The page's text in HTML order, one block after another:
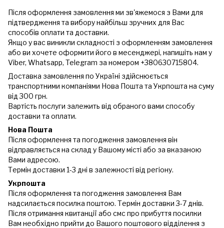
Після оформлення замовлення ми зв'яжемося з Вами для
підтвердження та вибору найбільш зручних для Вас
способів оплати та доставки.
Якщо у вас виникли складності з оформленням замовлення
або ви хочете оформити його в месенджері, напишіть нам у
Viber, Whatsapp, Telegram за номером +380630715804.
Доставка замовлення по Україні здійснюється
транспортними компаніями Нова Пошта та Укрпошта на суму
від 300 грн.
Вартість послуги залежить від обраного вами способу
доставки та оплати.
Нова Пошта
Після оформлення та погодження замовлення він
відправляється на склад у Вашому місті або за вказаною
Вами адресою.
Термін доставки 1-3 дні в залежності від регіону.
Укрпошта
Після оформлення та погодження замовлення Вам
надсилається посилка поштою. Термін доставки 3-7 днів.
Після отримання квитанції або смс про прибуття посилки
Вам необхідно прийти до Вашого поштового відділення з